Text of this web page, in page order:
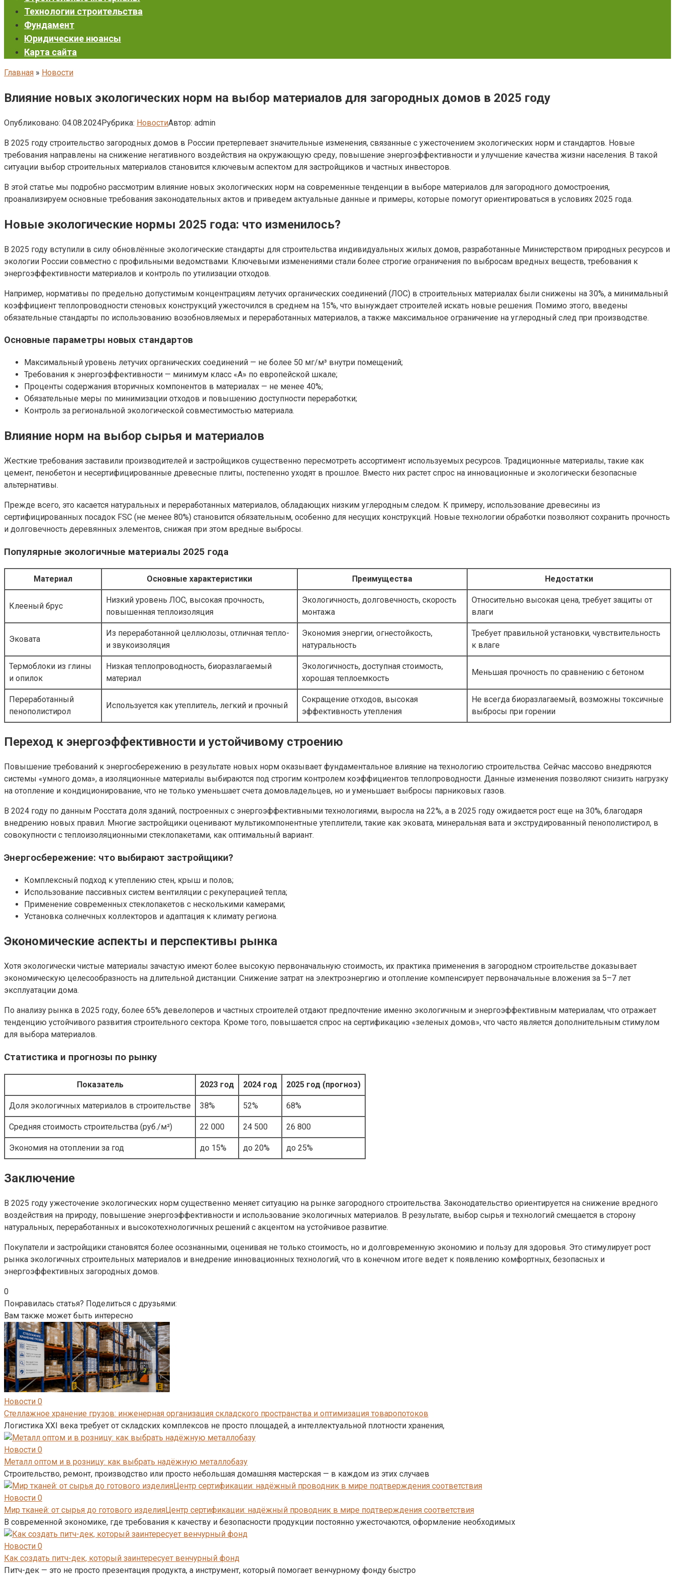
Технологии строительства
Фундамент
Юридические нюансы
Карта сайта
Главная » Новости
Влияние новых экологических норм на выбор материалов для загородных домов в 2025 году
Опубликовано: 04.08.2024Рубрика: НовостиАвтор: admin
В 2025 году строительство загородных домов в России претерпевает значительные изменения, связанные с ужесточением экологических норм и стандартов. Новые
требования направлены на снижение негативного воздействия на окружающую среду, повышение энергоэффективности и улучшение качества жизни населения. В такой
ситуации выбор строительных материалов становится ключевым аспектом для застройщиков и частных инвесторов.
В этой статье мы подробно рассмотрим влияние новых экологических норм на современные тенденции в выборе материалов для загородного домостроения,
проанализируем основные требования законодательных актов и приведем актуальные данные и примеры, которые помогут ориентироваться в условиях 2025 года.
Новые экологические нормы 2025 года: что изменилось?
В 2025 году вступили в силу обновлённые экологические стандарты для строительства индивидуальных жилых домов, разработанные Министерством природных ресурсов и
экологии России совместно с профильными ведомствами. Ключевыми изменениями стали более строгие ограничения по выбросам вредных веществ, требования к
энергоэффективности материалов и контроль по утилизации отходов.
Например, нормативы по предельно допустимым концентрациям летучих органических соединений (ЛОС) в строительных материалах были снижены на 30%, а минимальный
коэффициент теплопроводности стеновых конструкций ужесточился в среднем на 15%, что вынуждает строителей искать новые решения. Помимо этого, введены
обязательные стандарты по использованию возобновляемых и переработанных материалов, а также максимальное ограничение на углеродный след при производстве.
Основные параметры новых стандартов
Максимальный уровень летучих органических соединений — не более 50 мг/м³ внутри помещений;
Требования к энергоэффективности — минимум класс «А» по европейской шкале;
Проценты содержания вторичных компонентов в материалах — не менее 40%;
Обязательные меры по минимизации отходов и повышению доступности переработки;
Контроль за региональной экологической совместимостью материала.
Влияние норм на выбор сырья и материалов
Жесткие требования заставили производителей и застройщиков существенно пересмотреть ассортимент используемых ресурсов. Традиционные материалы, такие как
цемент, пенобетон и несертифицированные древесные плиты, постепенно уходят в прошлое. Вместо них растет спрос на инновационные и экологически безопасные
альтернативы.
Прежде всего, это касается натуральных и переработанных материалов, обладающих низким углеродным следом. К примеру, использование древесины из
сертифицированных посадок FSC (не менее 80%) становится обязательным, особенно для несущих конструкций. Новые технологии обработки позволяют сохранить прочность
и долговечность деревянных элементов, снижая при этом вредные выбросы.
Популярные экологичные материалы 2025 года
Материал Основные характеристики Преимущества Недостатки
Клееный брус
Низкий уровень ЛОС, высокая прочность,
повышенная теплоизоляция
Экологичность, долговечность, скорость
монтажа
Относительно высокая цена, требует защиты от
влаги
Эковата
Из переработанной целлюлозы, отличная тепло-
и звукоизоляция
Экономия энергии, огнестойкость,
натуральность
Требует правильной установки, чувствительность
к влаге
Термоблоки из глины
и опилок
Низкая теплопроводность, биоразлагаемый
материал
Экологичность, доступная стоимость,
хорошая теплоемкость
Меньшая прочность по сравнению с бетоном
Переработанный
пенополистирол
Используется как утеплитель, легкий и прочный
Сокращение отходов, высокая
эффективность утепления
Не всегда биоразлагаемый, возможны токсичные
выбросы при горении
Переход к энергоэффективности и устойчивому строению
Повышение требований к энергосбережению в результате новых норм оказывает фундаментальное влияние на технологию строительства. Сейчас массово внедряются
системы «умного дома», а изоляционные материалы выбираются под строгим контролем коэффициентов теплопроводности. Данные изменения позволяют снизить нагрузку
на отопление и кондиционирование, что не только уменьшает счета домовладельцев, но и уменьшает выбросы парниковых газов.
В 2024 году по данным Росстата доля зданий, построенных с энергоэффективными технологиями, выросла на 22%, а в 2025 году ожидается рост еще на 30%, благодаря
внедрению новых правил. Многие застройщики оценивают мультикомпонентные утеплители, такие как эковата, минеральная вата и экструдированный пенополистирол, в
совокупности с теплоизоляционными стеклопакетами, как оптимальный вариант.
Энергосбережение: что выбирают застройщики?
Комплексный подход к утеплению стен, крыш и полов;
Использование пассивных систем вентиляции с рекуперацией тепла;
Применение современных стеклопакетов с несколькими камерами;
Установка солнечных коллекторов и адаптация к климату региона.
Экономические аспекты и перспективы рынка
Хотя экологически чистые материалы зачастую имеют более высокую первоначальную стоимость, их практика применения в загородном строительстве доказывает
экономическую целесообразность на длительной дистанции. Снижение затрат на электроэнергию и отопление компенсирует первоначальные вложения за 5–7 лет
эксплуатации дома.
По анализу рынка в 2025 году, более 65% девелоперов и частных строителей отдают предпочтение именно экологичным и энергоэффективным материалам, что отражает
тенденцию устойчивого развития строительного сектора. Кроме того, повышается спрос на сертификацию «зеленых домов», что часто является дополнительным стимулом
для выбора материалов.
Статистика и прогнозы по рынку
Показатель 2023 год 2024 год 2025 год (прогноз)
Доля экологичных материалов в строительстве 38% 52% 68%
Средняя стоимость строительства (руб./м²) 22 000 24 500 26 800
Экономия на отоплении за год до 15% до 20% до 25%
Заключение
В 2025 году ужесточение экологических норм существенно меняет ситуацию на рынке загородного строительства. Законодательство ориентируется на снижение вредного
воздействия на природу, повышение энергоэффективности и использование экологичных материалов. В результате, выбор сырья и технологий смещается в сторону
натуральных, переработанных и высокотехнологичных решений с акцентом на устойчивое развитие.
Покупатели и застройщики становятся более осознанными, оценивая не только стоимость, но и долговременную экономию и пользу для здоровья. Это стимулирует рост
рынка экологичных строительных материалов и внедрение инновационных технологий, что в конечном итоге ведет к появлению комфортных, безопасных и
энергоэффективных загородных домов.
0
Понравилась статья? Поделиться с друзьями:
Вам также может быть интересно
Новости 0
Стеллажное хранение грузов: инженерная организация складского пространства и оптимизация товаропотоков
Логистика XXI века требует от складских комплексов не просто площадей, а интеллектуальной плотности хранения,
Новости 0
Металл оптом и в розницу: как выбрать надёжную металлобазу
Строительство, ремонт, производство или просто небольшая домашняя мастерская — в каждом из этих случаев
Новости 0
Мир тканей: от сырья до готового изделияЦентр сертификации: надёжный проводник в мире подтверждения соответствия
В современной экономике, где требования к качеству и безопасности продукции постоянно ужесточаются, оформление необходимых
Новости 0
Как создать питч-дек, который заинтересует венчурный фонд
Питч-дек — это не просто презентация продукта, а инструмент, который помогает венчурному фонду быстро